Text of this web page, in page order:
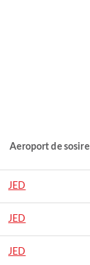
Aeroport de sosire
JED
JED
JED